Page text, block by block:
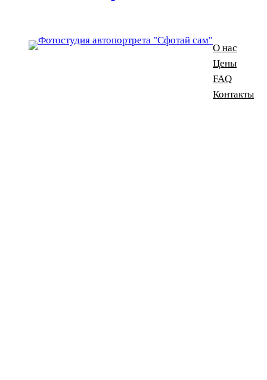
О нас
Цены
FAQ
Контакты